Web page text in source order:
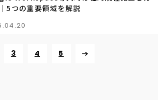
5つの重要領域を解説
3 4 5